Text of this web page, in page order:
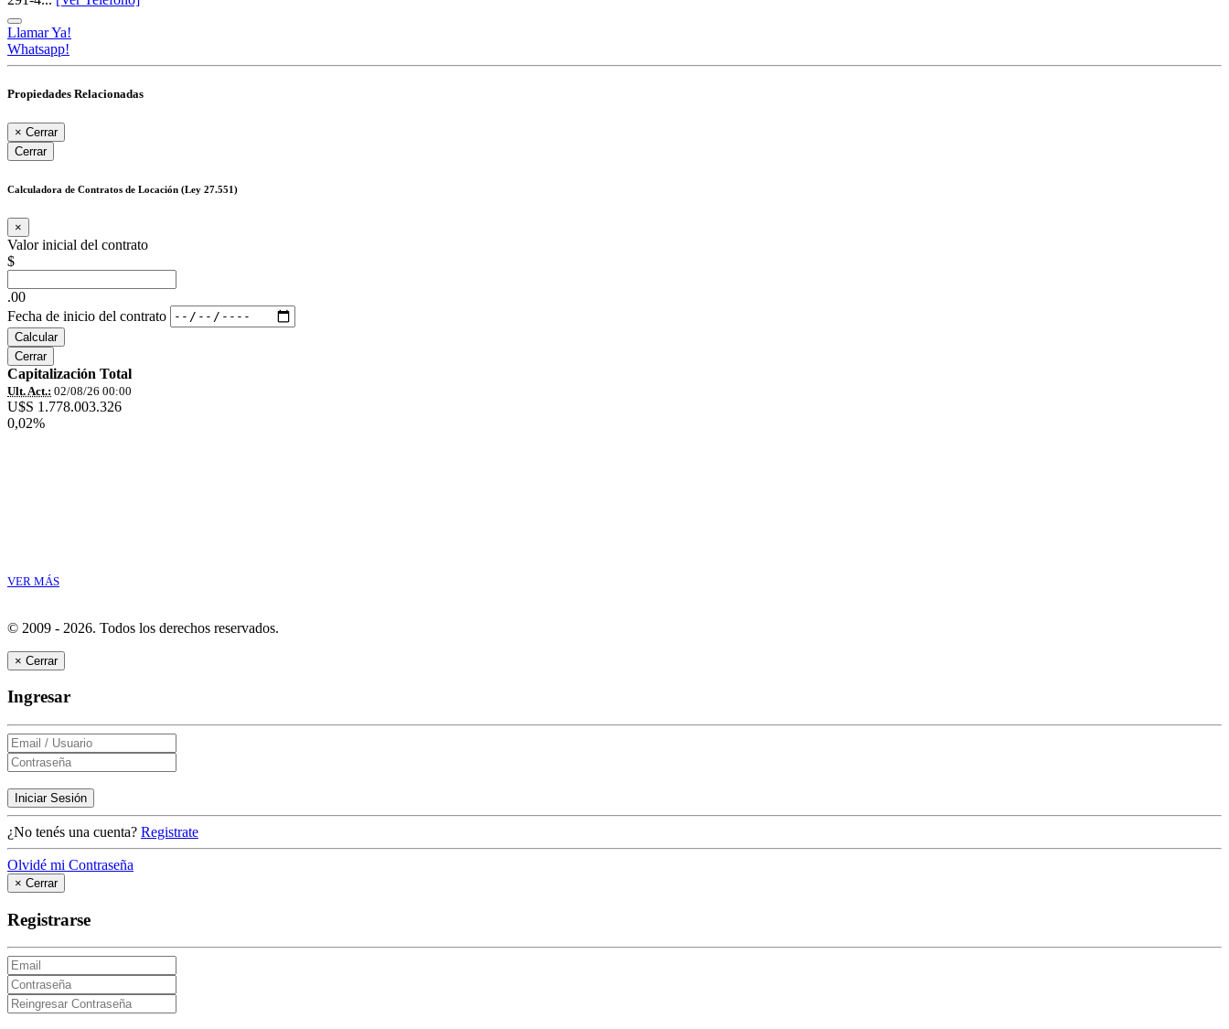
Llamar Ya!
Whatsapp!
Propiedades Relacionadas
× Cerrar
Cerrar
Calculadora de Contratos de Locación (Ley 27.551)
×
Valor inicial del contrato
$
.00
Fecha de inicio del contrato
Calcular
Cerrar
Capitalización Total
Ult. Act.: 02/08/26 00:00
U$S 1.778.003.326
0,02%
VER MÁS
© 2009 - 2026. Todos los derechos reservados.
× Cerrar
Ingresar
Iniciar Sesión
¿No tenés una cuenta? Registrate
Olvidé mi Contraseña
× Cerrar
Registrarse